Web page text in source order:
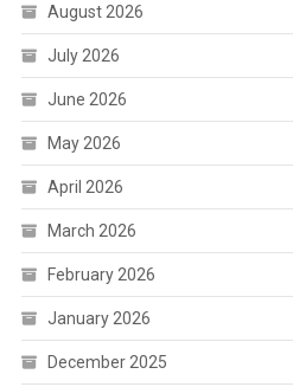
August 2026
July 2026
June 2026
May 2026
April 2026
March 2026
February 2026
January 2026
December 2025